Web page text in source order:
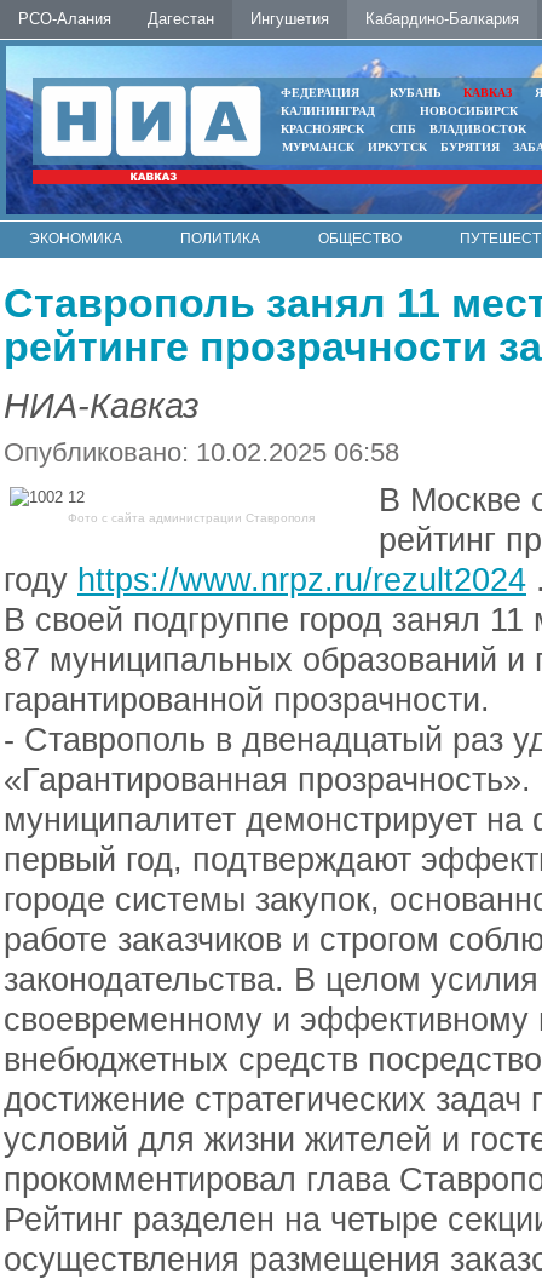
РСО-Алания Дагестан Ингушетия Кабардино-Балкария
ФЕДЕРАЦИЯ КУБАНЬ КАВКАЗ
КАЛИНИНГРАД
НОВОСИБИРСК
КРАСНОЯРСК
СПБ
ВЛАДИВОСТОК
МУРМАНСК
ИРКУТСК БУРЯТИЯ
ЭКОНОМИКА ПОЛИТИКА ОБЩЕСТВО
Ставрополь занял 11
рейтинге прозрачности
НИА-Кавказ
Опубликовано: 10.02.2025 06:58
Фото с сайта администрации Ставрополя
В Москве
рейтинг
году https://www.nrpz.ru/rezult2024
В своей подгруппе город занял
87 муниципальных образований и
гарантированной прозрачности.
- Ставрополь в двенадцатый раз
«Гарантированная
муниципалитет демонстрирует
первый год, подтверждают
городе системы закупок,
работе заказчиков и строгом
законодательства. В целом
своевременному и
внебюджетных средств
достижение стратегических
условий для жизни жителей и
прокомментировал глава
Рейтинг разделен на четыре
осуществления размещения